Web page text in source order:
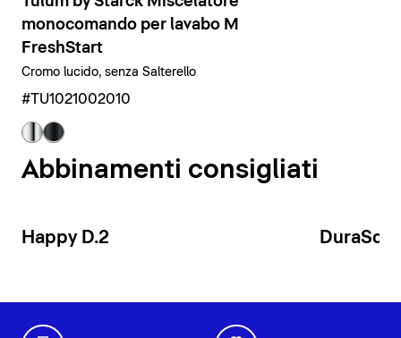
monocomando per lavabo M
FreshStart
Cromo lucido, senza Salterello
#TU1021002010
Abbinamenti consigliati
Happy D.2